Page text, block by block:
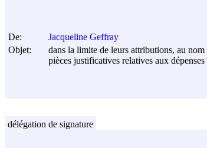
De:
Jacqueline Geffray
Objet:
dans la limite de leurs attributions, au
pièces justificatives relatives aux
délégation de signature